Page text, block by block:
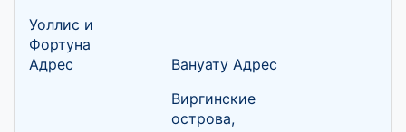
Уоллис и
Фортуна
Адрес
Вануату Адрес
Виргинские
острова,